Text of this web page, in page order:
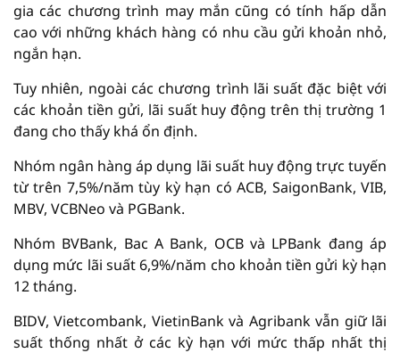
gia các chương trình may mắn cũng có tính hấp dẫn
cao với những khách hàng có nhu cầu gửi khoản nhỏ,
ngắn hạn.
Tuy nhiên, ngoài các chương trình lãi suất đặc biệt với
các khoản tiền gửi, lãi suất huy động trên thị trường 1
đang cho thấy khá ổn định.
Nhóm ngân hàng áp dụng lãi suất huy động trực tuyến
từ trên 7,5%/năm tùy kỳ hạn có ACB, SaigonBank, VIB,
MBV, VCBNeo và PGBank.
Nhóm BVBank, Bac A Bank, OCB và LPBank đang áp
dụng mức lãi suất 6,9%/năm cho khoản tiền gửi kỳ hạn
12 tháng.
BIDV, Vietcombank, VietinBank và Agribank vẫn giữ lãi
suất thống nhất ở các kỳ hạn với mức thấp nhất thị